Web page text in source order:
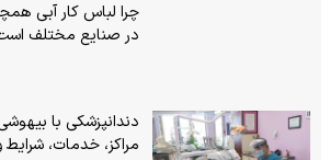
چرا لباس کار آبی
در صنایع مختلف
دندانپزشکی با
مراکز، خدمات، شرایط